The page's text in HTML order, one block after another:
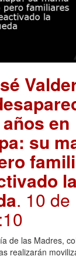
en
su
. 10 de
de las Madres,
realizarán